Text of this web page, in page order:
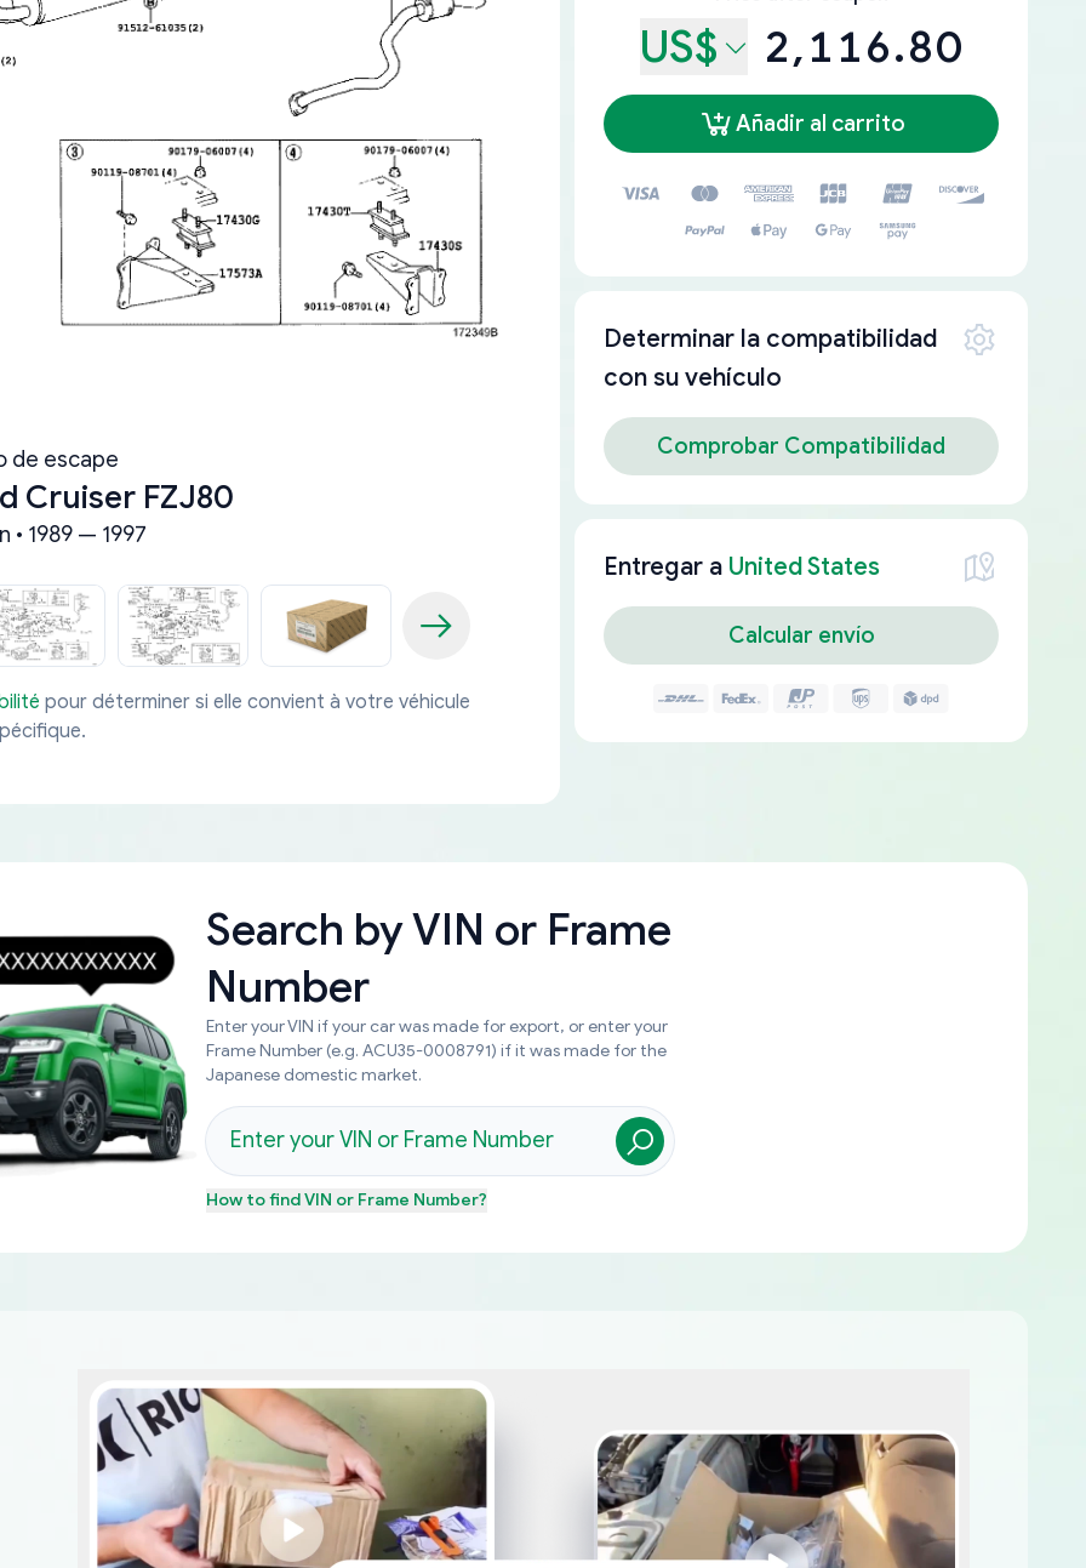
de escape
Cruiser FZJ80
• 1989 — 1997
pour déterminer si elle convient à votre véhicule
US$ 2,116.80
Añadir al carrito
Determinar la compatibilidad
con su vehículo
Comprobar Compatibilidad
Entregar a United States
Calcular envío
Search byVIN or Frame
Number
Enter your VIN if your car was made for export, or enter your
Frame Number (e.g. ACU35-0008791) if it was made for the
Japanese domestic market.
How to findVIN or Frame Number?